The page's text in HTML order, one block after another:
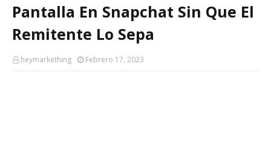
Pantalla En Snapchat Sin Que El
Remitente Lo Sepa
heymarkething Febrero 17, 2023